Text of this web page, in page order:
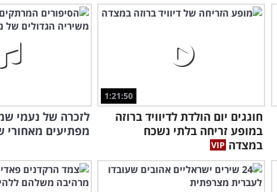
הכירו את
שקפץ על רימון
44:24
החשובות
50:56
הישראלי
1:21:50
חוגגים יום הולדת לדיוויד ברוזה
במופע זריחה בלתי נשכח
במצדה
מפתיעים מאחורי